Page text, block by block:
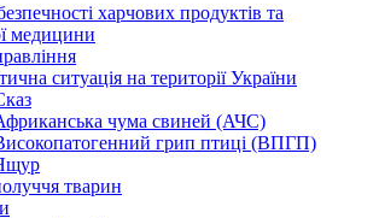
харчових продуктів та
медицини
ситуація на території України
чума свиней (АЧС)
грип птиці (ВПГП)
тварин